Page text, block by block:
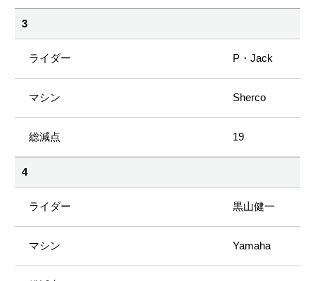
3
P・Jack
Sherco
19
4
黒山健一
Yamaha